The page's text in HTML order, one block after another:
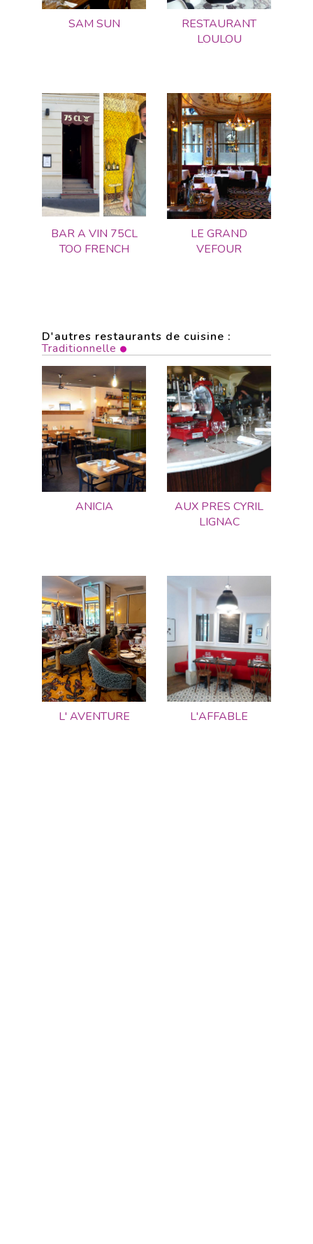
SAM SUN
RESTAURANT
LOULOU
BAR A VIN 75CL
TOO FRENCH
LE GRAND
VEFOUR
D'autres restaurants de cuisine :
Traditionnelle
ANICIA
AUX PRES CYRIL
LIGNAC
L' AVENTURE L'AFFABLE